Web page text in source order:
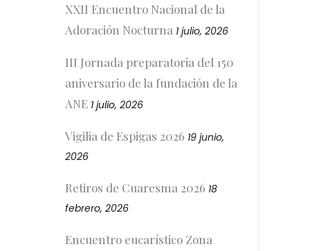
XXII Encuentro Nacional de la
Adoración Nocturna 1 julio, 2026
III Jornada preparatoria del 150
aniversario de la fundación de la
ANE 1 julio, 2026
Vigilia de Espigas 2026 19 junio,
2026
Retiros de Cuaresma 2026 18
febrero, 2026
Encuentro eucarístico Zona